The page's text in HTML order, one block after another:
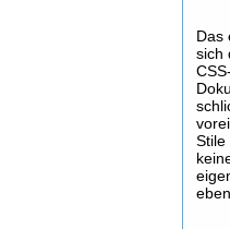
Das
sich
Stile